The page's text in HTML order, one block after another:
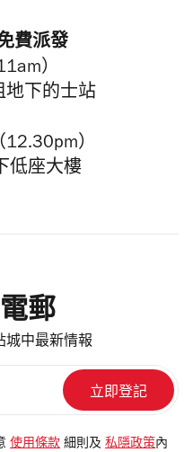
費派發
）
地下的士站
）
低座大樓
郵
城中最新情報
使用條款 細則及 私隱政策 內